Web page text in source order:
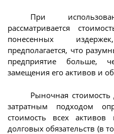
При
рассматривается
понесенных
предполагается, что
предприятие больше,
замещения его активов и
Рыночная стоимость
затратным подходом
стоимость всех
долговых обязательств (в